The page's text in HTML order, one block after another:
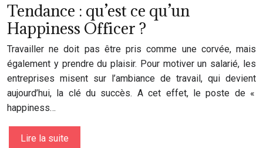
Tendance : qu’est ce qu’un
Happiness Officer ?
Travailler ne doit pas être pris comme une corvée, mais
également y prendre du plaisir. Pour motiver un salarié, les
entreprises misent sur l’ambiance de travail, qui devient
aujourd’hui, la clé du succès. A cet effet, le poste de «
happiness…
Lire la suite